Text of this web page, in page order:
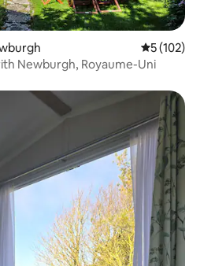
Note
5 (102)
Newburgh, Royaume-Uni